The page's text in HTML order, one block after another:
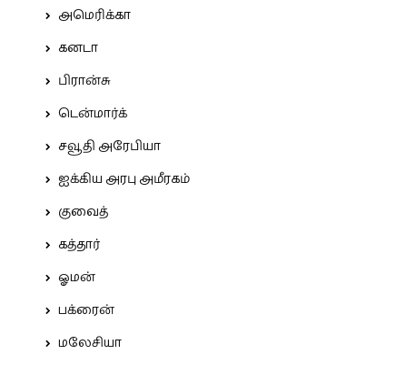
அமெரிக்கா
கனடா
பிரான்சு
டென்மார்க்
சவூதி அரேபியா
ஐக்கிய அரபு அமீரகம்
குவைத்
கத்தார்
ஓமன்
பக்ரைன்
மலேசியா